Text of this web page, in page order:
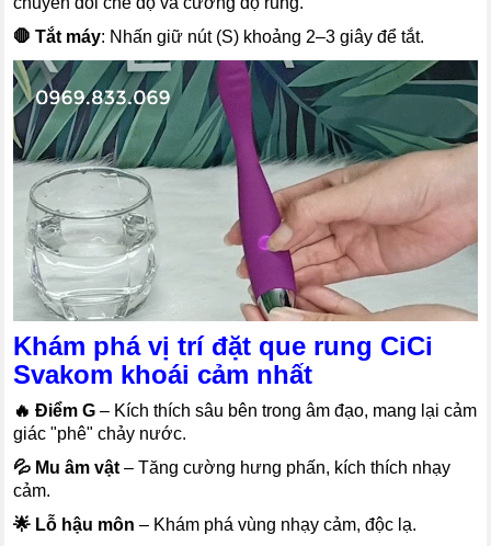
🛑 Tắt máy: Nhấn giữ nút (S) khoảng 2–3 giây để tắt.
Khám phá vị trí đặt que rung CiCi
Svakom khoái cảm nhất
🔥 Điểm G – Kích thích sâu bên trong âm đạo, mang lại cảm
giác "phê" chảy nước.
💦 Mu âm vật – Tăng cường hưng phấn, kích thích nhạy
cảm.
🌟 Lỗ hậu môn – Khám phá vùng nhạy cảm, độc lạ.